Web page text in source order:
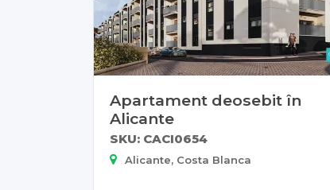
Apartament deosebit în
Alicante
SKU: CACI0654
Alicante, Costa Blanca